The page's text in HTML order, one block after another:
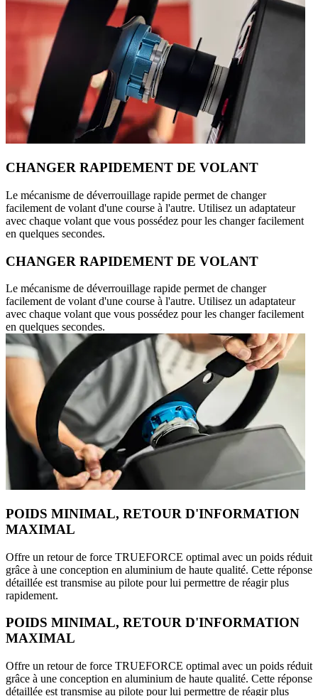
CHANGER RAPIDEMENT DE VOLANT
Le mécanisme de déverrouillage rapide permet de changer
facilement de volant d'une course à l'autre. Utilisez un adaptateur
avec chaque volant que vous possédez pour les changer facilement
en quelques secondes.
CHANGER RAPIDEMENT DE VOLANT
Le mécanisme de déverrouillage rapide permet de changer
facilement de volant d'une course à l'autre. Utilisez un adaptateur
avec chaque volant que vous possédez pour les changer facilement
en quelques secondes.
POIDS MINIMAL, RETOUR D'INFORMATION
MAXIMAL
Offre un retour de force TRUEFORCE optimal avec un poids réduit
grâce à une conception en aluminium de haute qualité. Cette réponse
détaillée est transmise au pilote pour lui permettre de réagir plus
rapidement.
POIDS MINIMAL, RETOUR D'INFORMATION
MAXIMAL
Offre un retour de force TRUEFORCE optimal avec un poids réduit
grâce à une conception en aluminium de haute qualité. Cette réponse
détaillée est transmise au pilote pour lui permettre de réagir plus